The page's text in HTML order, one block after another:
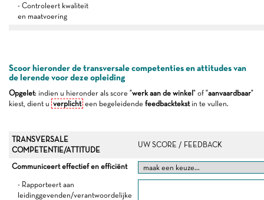
- Controleert kwaliteit
en maatvoering
Scoor hieronder de transversale competenties en attitudes van
de lerende voor deze opleiding
Opgelet: indien u hieronder als score "werk aan de winkel " of "aanvaardbaar"
kiest, dient u verplicht een begeleidende feedbacktekstin te vullen.
TRANSVERSALE
COMPETENTIE/ATTITUDE
UW SCORE / FEEDBACK
Communiceert effectief en efficiënt
- Rapporteert aan
leidinggevenden/verantwoordelijke